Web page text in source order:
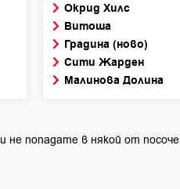
Окрид Хилс
Витоша
Градина (ново)
Сити Жарден
Малинова Долина
не попадате в някой от